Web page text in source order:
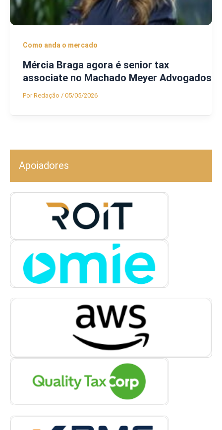
Como anda o mercado
Mércia Braga agora é senior tax
associate no Machado Meyer Advogados
PorRedação / 05/05/2026
Apoiadores